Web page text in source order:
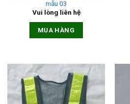
mẫu 03
Vui lòng liên hệ
MUA HÀNG